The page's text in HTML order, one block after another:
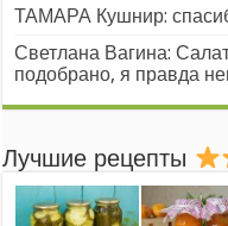
ТАМАРА Кушнир:
Светлана Вагина:
подобрано, я правда
Лучшие рецепты